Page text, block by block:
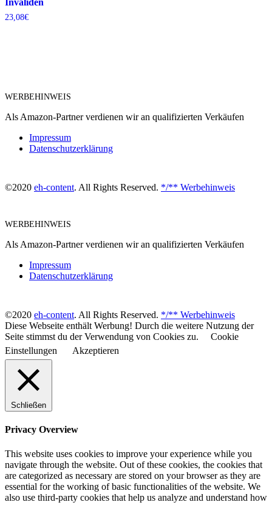
Invaliden
23,08€
WERBEHINWEIS
Als Amazon-Partner verdienen wir an qualifizierten Verkäufen
Impressum
Datenschutzerklärung
©2020 eh-content. All Rights Reserved. */** Werbehinweis
WERBEHINWEIS
Als Amazon-Partner verdienen wir an qualifizierten Verkäufen
Impressum
Datenschutzerklärung
©2020 eh-content. All Rights Reserved. */** Werbehinweis
Diese Webseite enthält Werbung! Durch die weitere Nutzung der
Seite stimmst du der Verwendung von Cookies zu.
Cookie
Einstellungen
Akzeptieren
Schließen
Privacy Overview
This website uses cookies to improve your experience while you
navigate through the website. Out of these cookies, the cookies that
are categorized as necessary are stored on your browser as they are
essential for the working of basic functionalities of the website. We
also use third-party cookies that help us analyze and understand how